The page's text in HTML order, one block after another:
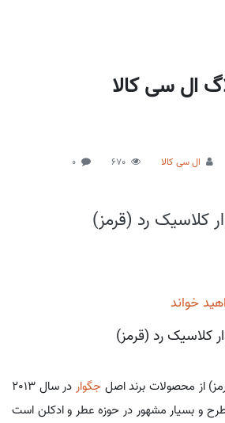
ال سی کالا
ال سی کالا 670
0
کلاسیک رد (قرمز)
خواند
کلاسیک رد (قرمز)
از محصولات برند اصل جگوار
در سال 2013
و بسیار مشهور در حوزه عطر و ادکلن است